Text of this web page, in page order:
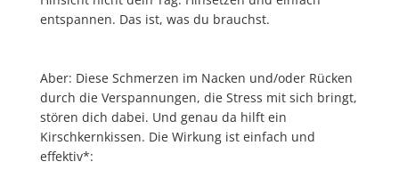
entspannen. Das ist, was du brauchst.
Aber: Diese Schmerzen im Nacken und/oder Rücken
durch die Verspannungen, die Stress mit sich bringt,
stören dich dabei. Und genau da hilft ein
Kirschkernkissen. Die Wirkung ist einfach und
effektiv*: